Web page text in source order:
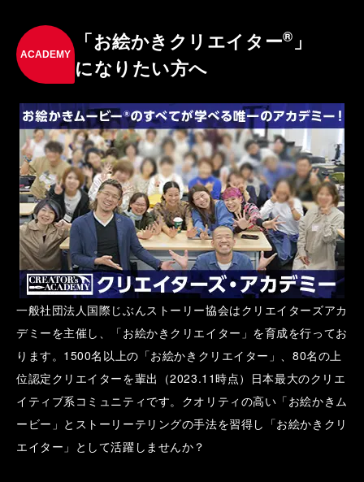
ACADEMY
「お絵かきクリエイター® 」
になりたい方へ
一般社団法人国際じぶんストーリー協会はクリエイターズアカ
デミーを主催し、「お絵かきクリエイター」を育成を行ってお
ります。1500名以上の「お絵かきクリエイター」、80名の上
位認定クリエイターを輩出（2023.11時点）日本最大のクリエ
イティブ系コミュニティです。クオリティの高い「お絵かきム
ービー」とストーリーテリングの手法を習得し「お絵かきクリ
エイター」として活躍しませんか？